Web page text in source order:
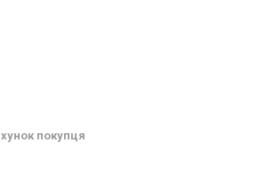
покупця